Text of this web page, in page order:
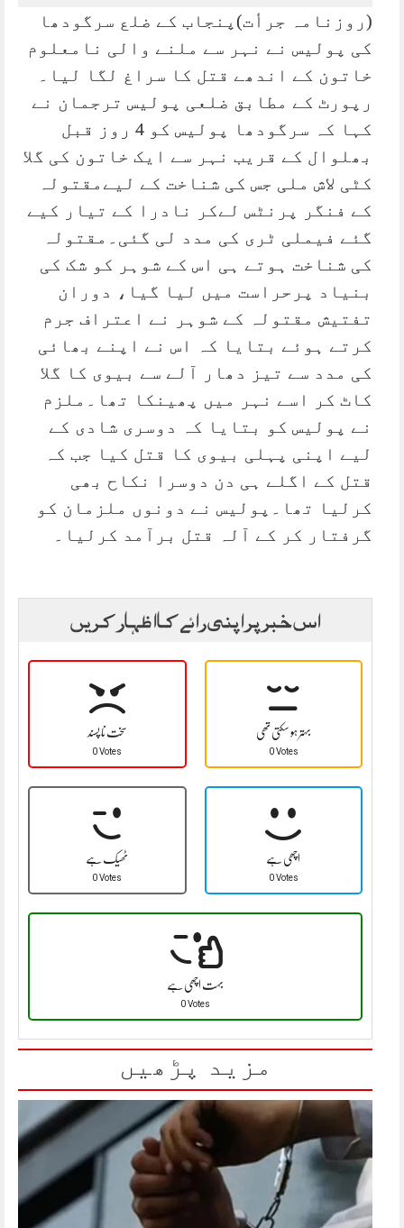
(روزنامہ جرأت)پنجاب کے ضلع سرگودھا
کی پولیس نے نہر سے ملنے والی نامعلوم
خاتون کے اندھے قتل کا سراغ لگا لیا۔
رپورٹ کے مطابق ضلعی پولیس ترجمان نے
کہا کہ سرگودھا پولیس کو 4 روز قبل
بھلوال کے قریب نہر سے ایک خاتون کی گلا
کٹی لاش ملی جس کی شناخت کے لیےمقتولہ
کے فنگر پرنٹس لےکر نادرا کے تیار کیے
گئے فیملی ٹری کی مدد لی گئی۔مقتولہ
کی شناخت ہوتے ہی اس کے شوہر کو شک کی
بنیاد پرحراست میں لیا گیا، دوران
تفتیش مقتولہ کے شوہر نے اعتراف جرم
کرتے ہوئے بتایا کہ اس نے اپنے بھائی
کی مدد سے تیز دھار آلے سے بیوی کا گلا
کاٹ کر اسے نہر میں پھینکا تھا۔ملزم
نے پولیس کو بتایا کہ دوسری شادی کے
لیے اپنی پہلی بیوی کا قتل کیا جب کہ
قتل کے اگلے ہی دن دوسرا نکاح بھی
کرلیا تھا۔پولیس نے دونوں ملزمان کو
گرفتار کر کے آلہ قتل برآمد کرلیا۔
اس خبر پر اپنی رائے کا اظہار کریں
سخت نا پسند
0 Votes
بہتر ہو سکتی تھی
0 Votes
ٹھیک ہے
0 Votes
اچھی ہے
0 Votes
بہت اچھی ہے
0 Votes
مزید پڑھیں